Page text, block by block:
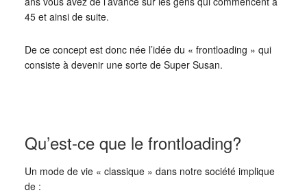
45 et ainsi de suite.
De ce concept est donc née l’idée du « frontloading » qui
consiste à devenir une sorte de Super Susan.
Qu’est-ce que le frontloading?
Un mode de vie « classique » dans notre société implique
de :